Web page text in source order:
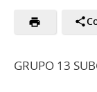
GRUPO 13